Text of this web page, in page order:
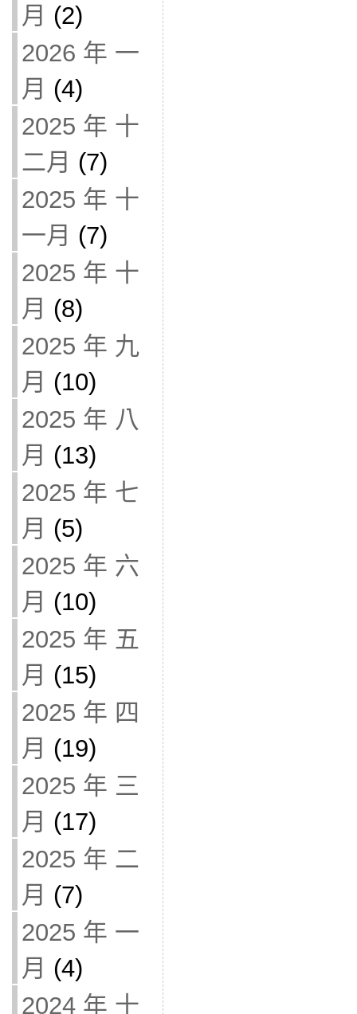
月 (2)
2026 年 一
月 (4)
2025 年 十
二月 (7)
2025 年 十
一月 (7)
2025 年 十
月 (8)
2025 年 九
月 (10)
2025 年 八
月 (13)
2025 年 七
月 (5)
2025 年 六
月 (10)
2025 年 五
月 (15)
2025 年 四
月 (19)
2025 年 三
月 (17)
2025 年 二
月 (7)
2025 年 一
月 (4)
2024 年 十